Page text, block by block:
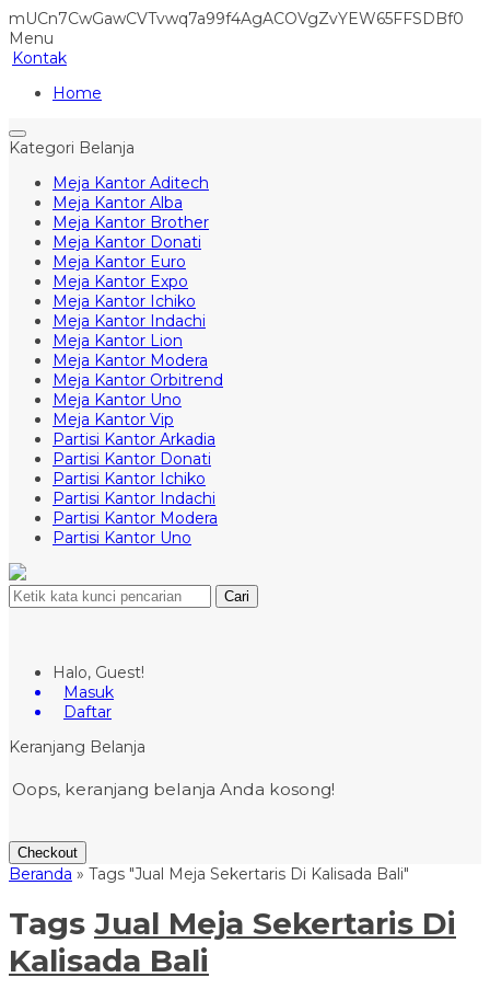
mUCn7CwGawCVTvwq7a99f4AgACOVgZvYEW65FFSDBf0
Menu
Kontak
Home
Kategori Belanja
Meja Kantor Aditech
Meja Kantor Alba
Meja Kantor Brother
Meja Kantor Donati
Meja Kantor Euro
Meja Kantor Expo
Meja Kantor Ichiko
Meja Kantor Indachi
Meja Kantor Lion
Meja Kantor Modera
Meja Kantor Orbitrend
Meja Kantor Uno
Meja Kantor Vip
Partisi Kantor Arkadia
Partisi Kantor Donati
Partisi Kantor Ichiko
Partisi Kantor Indachi
Partisi Kantor Modera
Partisi Kantor Uno
Cari
Halo, Guest!
Masuk
Daftar
Keranjang Belanja
Oops, keranjang belanja Anda kosong!
Checkout
Beranda » Tags "Jual Meja Sekertaris Di Kalisada Bali"
Tags Jual Meja Sekertaris Di
Kalisada Bali